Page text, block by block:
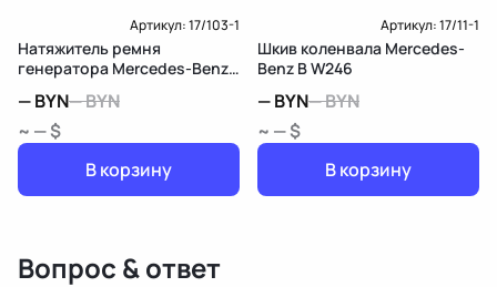
Артикул:17/103-1
Натяжитель ремня
генератора Mercedes-Benz
—BYN—BYN
~ — $
В корзину
Артикул:17/11-1
Шкив коленвала Mercedes-
Benz B W246
—BYN—BYN
~ — $
В корзину
Вопрос & ответ